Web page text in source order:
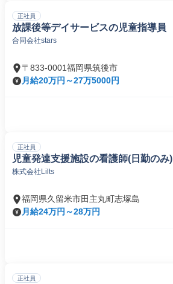
正社員
放課後等デイサービスの児童指導員
合同会社stars
〒833-0001福岡県筑後市
月給20万円～27万5000円
正社員
児童発達支援施設の看護師(日勤のみ)
株式会社Lilts
福岡県久留米市田主丸町志塚島
月給24万円～28万円
正社員